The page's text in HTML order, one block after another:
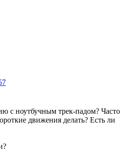
с ноутбучным трек-падом? Часто
движения делать? Есть ли